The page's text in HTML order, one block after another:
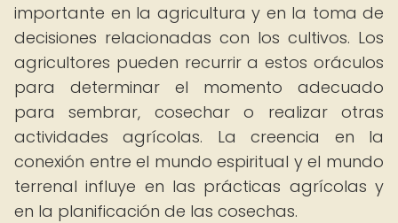
importante en la agricultura y en la toma de
decisiones relacionadas con los cultivos. Los
agricultores pueden recurrir a estos oráculos
para determinar el momento adecuado
para sembrar, cosechar o realizar otras
actividades agrícolas. La creencia en la
conexión entre el mundo espiritual y el mundo
terrenal influye en las prácticas agrícolas y
en la planificación de las cosechas.